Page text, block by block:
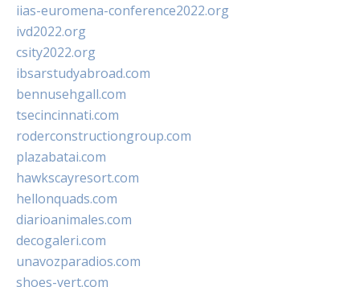
iias-euromena-conference2022.org
ivd2022.org
csity2022.org
ibsarstudyabroad.com
bennusehgall.com
tsecincinnati.com
roderconstructiongroup.com
plazabatai.com
hawkscayresort.com
hellonquads.com
diarioanimales.com
decogaleri.com
unavozparadios.com
shoes-vert.com